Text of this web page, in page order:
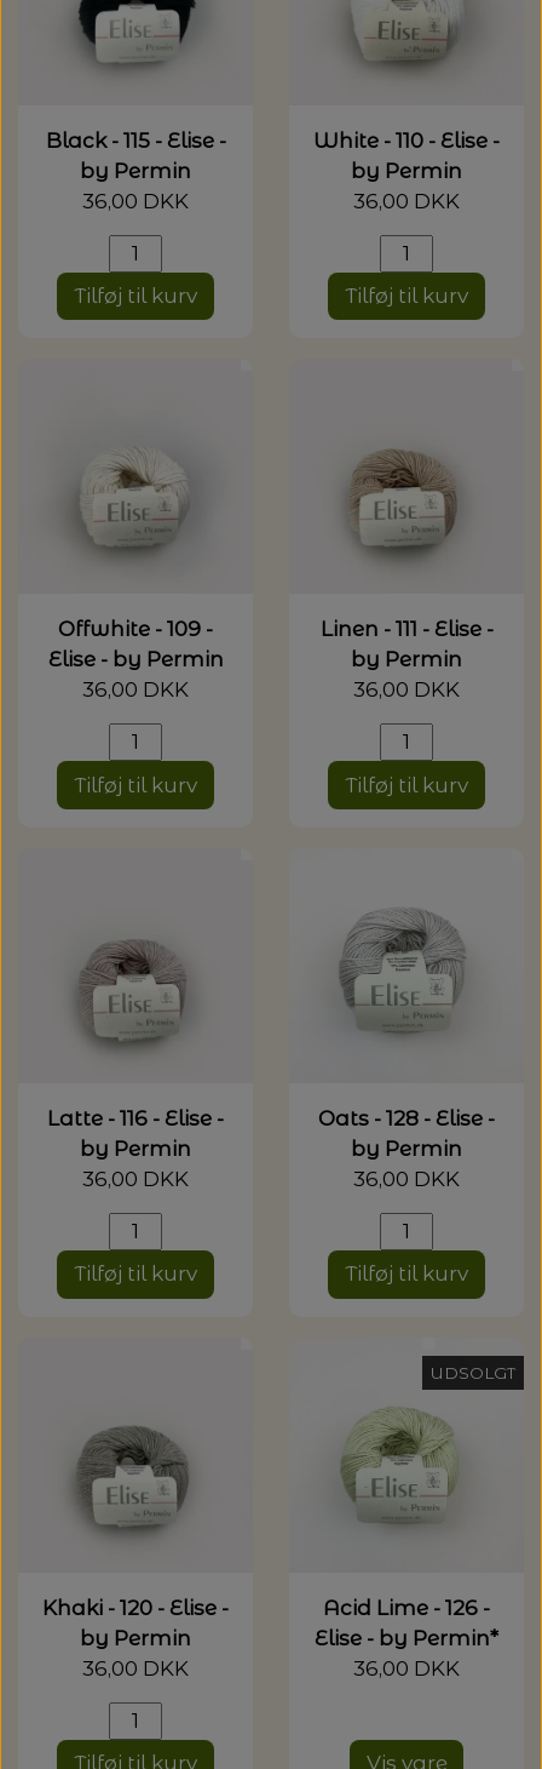
Black - 115 - Elise -
by Permin
36,00 DKK
Tilføj til kurv
White - 110 - Elise -
by Permin
36,00 DKK
Tilføj til kurv
Offwhite - 109 -
Elise - by Permin
36,00 DKK
Tilføj til kurv
Linen - 111 - Elise -
by Permin
36,00 DKK
Tilføj til kurv
Latte - 116 - Elise -
by Permin
36,00 DKK
Tilføj til kurv
Oats - 128 - Elise -
by Permin
36,00 DKK
Tilføj til kurv
Khaki - 120 - Elise -
by Permin
36,00 DKK
Tilføj til kurv
UDSOLGT
Acid Lime - 126 -
Elise - by Permin*
36,00 DKK
Vis vare